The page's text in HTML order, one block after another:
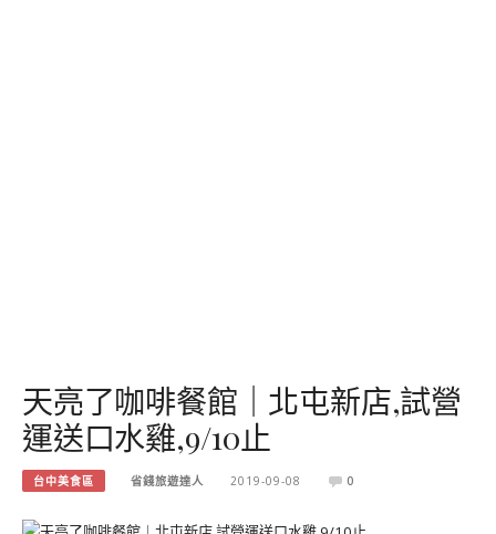
天亮了咖啡餐館｜北屯新店,試營
運送口水雞,9/10止
台中美食區 省錢旅遊達人 2019-09-08 0